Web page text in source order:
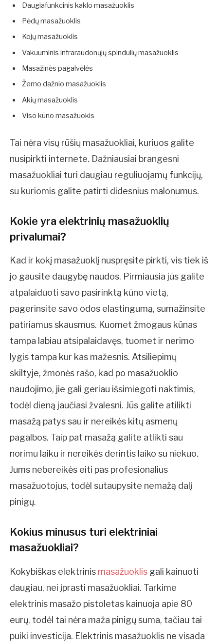
Daugiafunkcinis kaklo masažuoklis
Pėdų masažuoklis
Kojų masažuoklis
Vakuuminis infraraudonųjų spindulių masažuoklis
Masažinės pagalvėlės
Žemo dažnio masažuoklis
Akių masažuoklis
Viso kūno masažuokis
Tai nėra visų rūšių masažuokliai, kuriuos galite
nusipirkti internete. Dažniausiai brangesni
masažuokliai turi daugiau reguliuojamų funkcijų,
su kuriomis galite patirti didesnius malonumus.
Kokie yra elektrinių masažuoklių
privalumai?
Kad ir kokį masažuoklį nuspręsite pirkti, vis tiek iš
jo gausite daugybę naudos. Pirmiausia jūs galite
atpalaiduoti savo pasirinktą kūno vietą,
pagerinsite savo odos elastingumą, sumažinsite
patiriamus skausmus. Kuomet žmogaus kūnas
tampa labiau atsipalaidavęs, tuomet ir nerimo
lygis tampa kur kas mažesnis. Atsiliepimų
skiltyje, žmonės rašo, kad po masažuoklio
naudojimo, jie gali geriau išsimiegoti naktimis,
todėl dieną jaučiasi žvalesni. Jūs galite atilikti
masažą patys sau ir nereikės kitų asmenų
pagalbos. Taip pat masažą galite atlikti sau
norimu laiku ir nereikės derintis laiko su niekuo.
Jums nebereikės eiti pas profesionalius
masažuotojus, todėl sutaupysite nemažą dalį
pinigų.
Kokius minusus turi elektriniai
masažuokliai?
Kokybiškas elektrinis masažuoklis gali kainuoti
daugiau, nei įprasti masažuokliai. Tarkime
elektrinis masažo pistoletas kainuoja apie 80
eurų, todėl tai nėra maža pinigų suma, tačiau tai
puiki investicija. Elektrinis masažuoklis ne visada